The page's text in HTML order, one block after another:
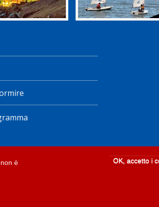
è
OK, accetto i